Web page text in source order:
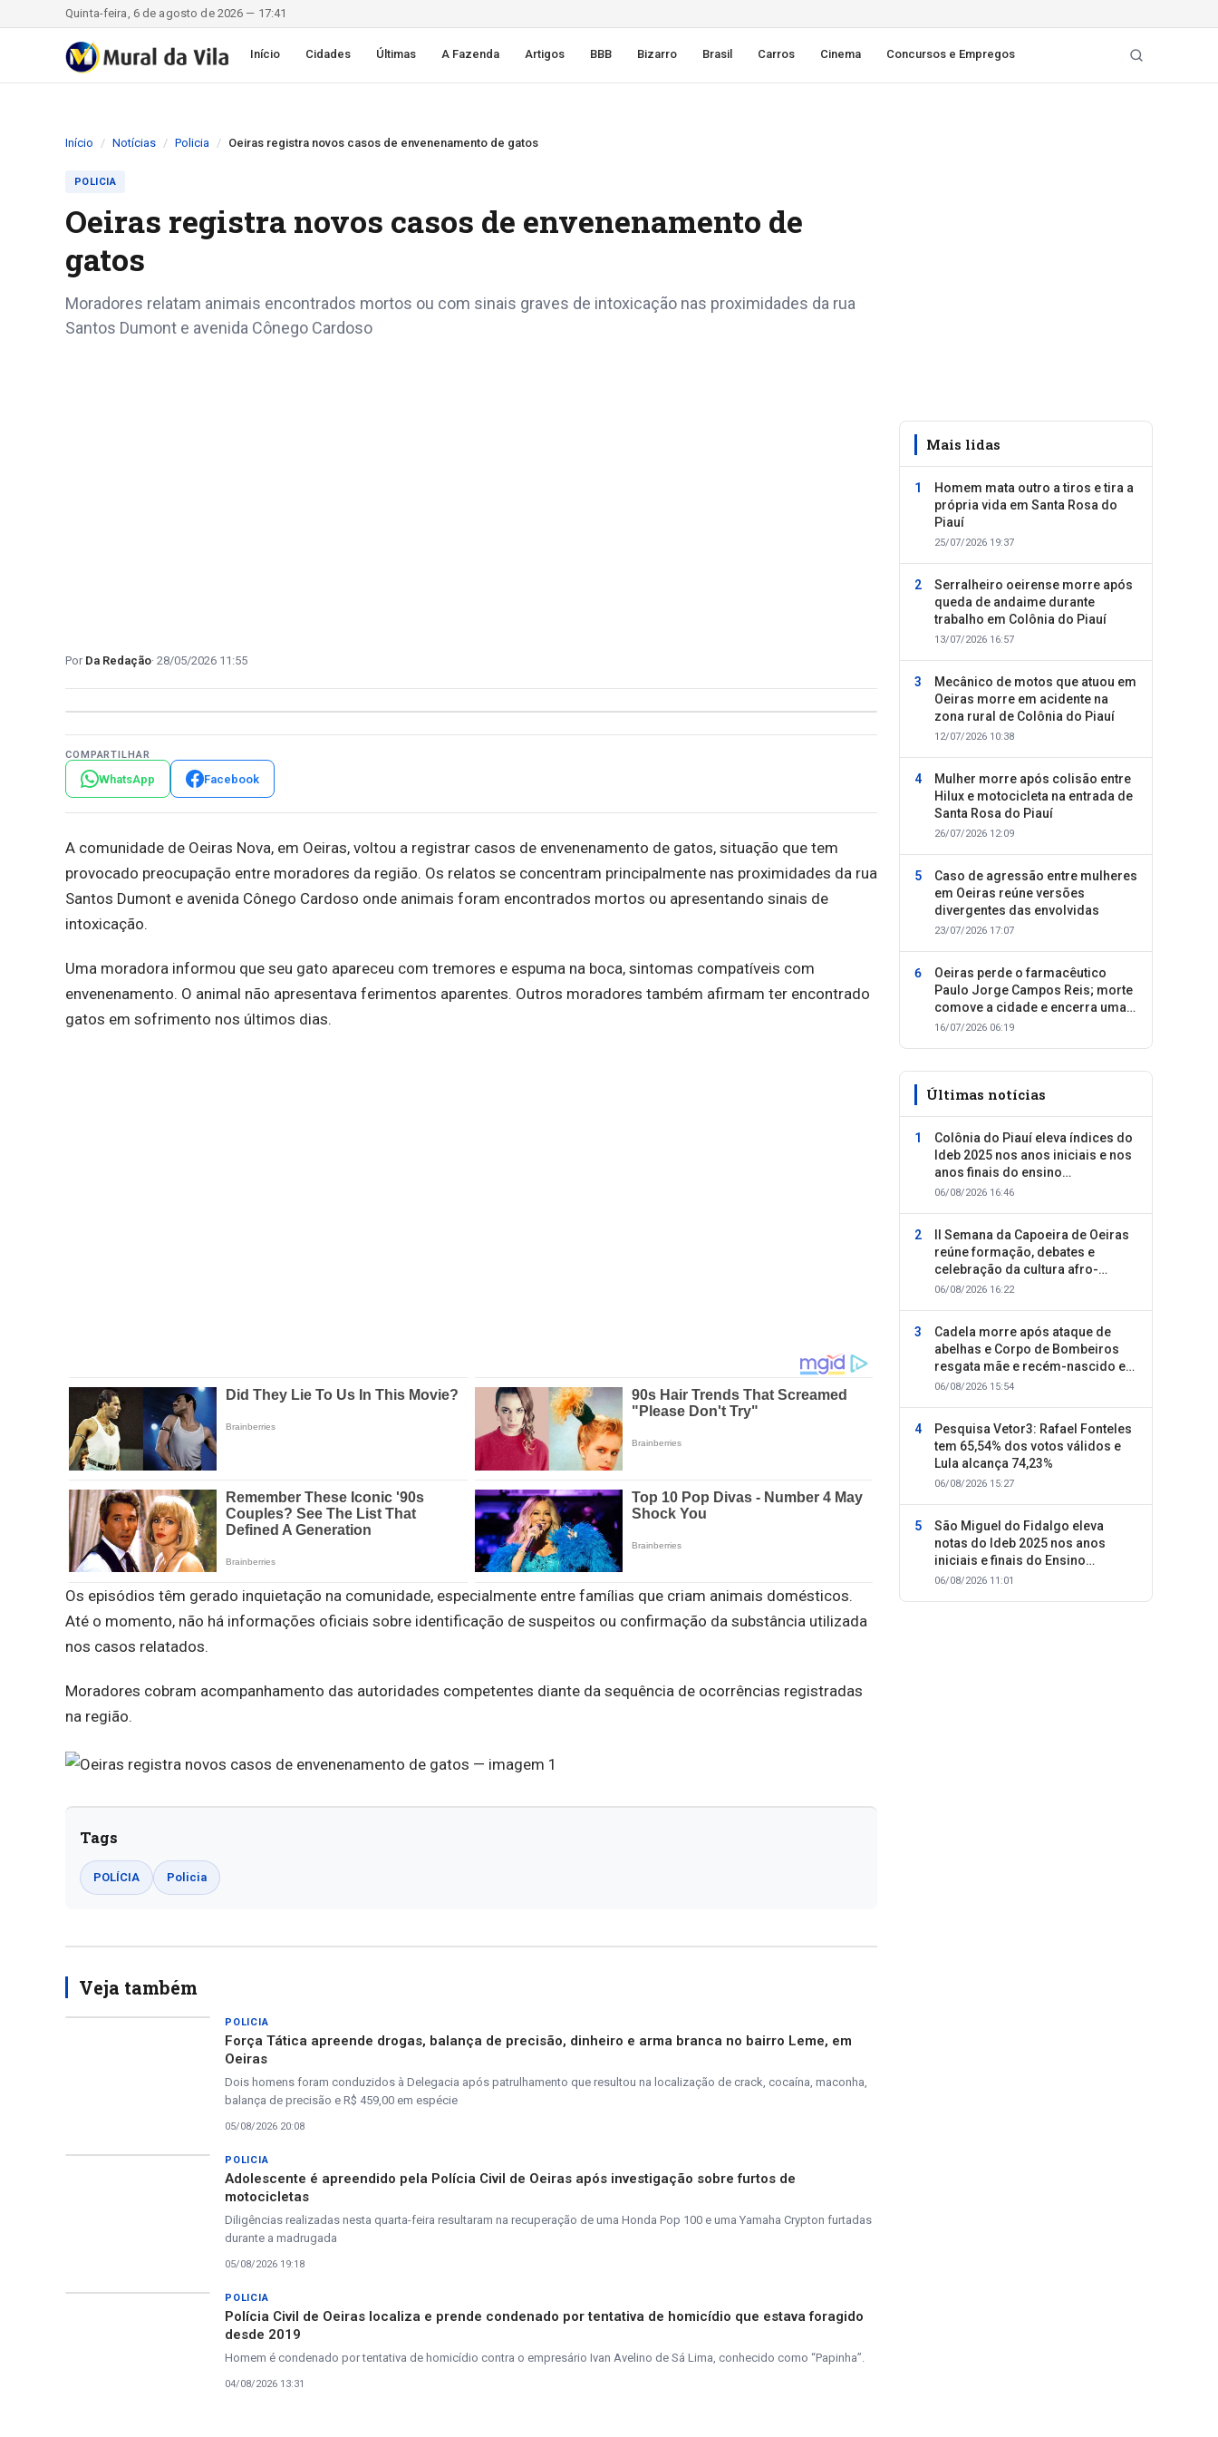
Quinta-feira, 6 de agosto de 2026 — 17:41
Início Cidades Últimas A Fazenda Artigos BBB Bizarro Brasil Carros Cinema Concursos e Empregos
Início Notícias Policia Oeiras registra novos casos de envenenamento de gatos
POLICIA
Oeiras registra novos casos de envenenamento de
gatos
Moradores relatam animais encontrados mortos ou com sinais graves de intoxicação nas proximidades da rua
Santos Dumont e avenida Cônego Cardoso
Da Redação 28/05/2026 11:55
COMPARTILHAR
WhatsApp Facebook
A comunidade de Oeiras Nova, em Oeiras, voltou a registrar casos de envenenamento de gatos, situação que tem
provocado preocupação entre moradores da região. Os relatos se concentram principalmente nas proximidades da rua
Santos Dumont e avenida Cônego Cardoso onde animais foram encontrados mortos ou apresentando sinais de
intoxicação.
Uma moradora informou que seu gato apareceu com tremores e espuma na boca, sintomas compatíveis com
envenenamento. O animal não apresentava ferimentos aparentes. Outros moradores também afirmam ter encontrado
gatos em sofrimento nos últimos dias.
Os episódios têm gerado inquietação na comunidade, especialmente entre famílias que criam animais domésticos.
Até o momento, não há informações oficiais sobre identificação de suspeitos ou confirmação da substância utilizada
nos casos relatados.
Moradores cobram acompanhamento das autoridades competentes diante da sequência de ocorrências registradas
na região.
Tags
POLÍCIA Policia
Veja também
POLICIA
Força Tática apreende drogas, balança de precisão, dinheiro e arma branca no bairro Leme, em
Oeiras
Dois homens foram conduzidos à Delegacia após patrulhamento que resultou na localização de crack, cocaína, maconha,
balança de precisão e R$ 459,00 em espécie
05/08/2026 20:08
POLICIA
Adolescente é apreendido pela Polícia Civil de Oeiras após investigação sobre furtos de
motocicletas
Diligências realizadas nesta quarta-feira resultaram na recuperação de uma Honda Pop 100 e uma Yamaha Crypton furtadas
durante a madrugada
05/08/2026 19:18
POLICIA
Polícia Civil de Oeiras localiza e prende condenado por tentativa de homicídio que estava foragido
desde 2019
Homem é condenado por tentativa de homicídio contra o empresário Ivan Avelino de Sá Lima, conhecido como “Papinha”.
04/08/2026 13:31
Mais lidas
Homem mata outro a tiros e tira a
própria vida em Santa Rosa do
Piauí
25/07/2026 19:37
Serralheiro oeirense morre após
queda de andaime durante
trabalho em Colônia do Piauí
13/07/2026 16:57
Mecânico de motos que atuou em
Oeiras morre em acidente na
zona rural de Colônia do Piauí
12/07/2026 10:38
Mulher morre após colisão entre
Hilux e motocicleta na entrada de
Santa Rosa do Piauí
26/07/2026 12:09
Caso de agressão entre mulheres
em Oeiras reúne versões
divergentes das envolvidas
23/07/2026 17:07
Oeiras perde o farmacêutico
Paulo Jorge Campos Reis; morte
comove a cidade e encerra uma
trajetória dedicada ao cuidado
16/07/2026 06:19
Últimas notícias
Colônia do Piauí eleva índices do
Ideb 2025 nos anos iniciais e nos
anos finais do ensino
fundamental
06/08/2026 16:46
II Semana da Capoeira de Oeiras
reúne formação, debates e
celebração da cultura afro-
brasileira
06/08/2026 16:22
Cadela morre após ataque de
abelhas e Corpo de Bombeiros
resgata mãe e recém-nascido em
Oeiras
06/08/2026 15:54
Pesquisa Vetor3: Rafael Fonteles
tem 65,54% dos votos válidos e
Lula alcança 74,23%
06/08/2026 15:27
São Miguel do Fidalgo eleva
notas do Ideb 2025 nos anos
iniciais e finais do Ensino
Fundamental
06/08/2026 11:01